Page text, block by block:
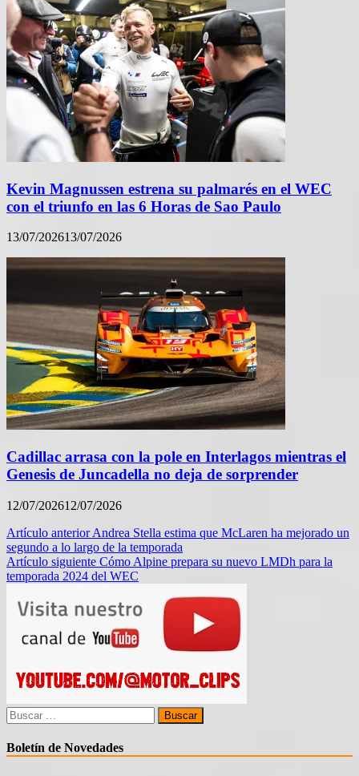
Kevin Magnussen estrena su palmarés en el WEC
con el triunfo en las 6 Horas de Sao Paulo
13/07/202613/07/2026
Cadillac arrasa con la pole en Interlagos mientras el
Genesis de Juncadella no deja de sorprender
12/07/202612/07/2026
Navegación
de
entradas
Artículo anterior Andrea Stella estima que McLaren ha mejorado un
segundo a lo largo de la temporada
Artículo siguiente Cómo Alpine prepara su nuevo LMDh para la
temporada 2024 del WEC
Buscar:
Boletín de Novedades